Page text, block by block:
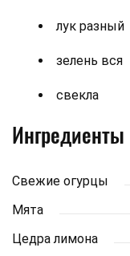
лук разный
зелень вся
свекла
Ингредиенты
Свежие огурцы
Мята
Цедра лимона